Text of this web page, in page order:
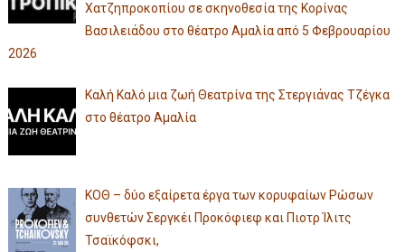
Χατζηπροκοπίου σε σκηνοθεσία της Κορίνας
Βασιλειάδου στο θέατρο Αμαλία από 5 Φεβρουαρίου
2026
Καλή Καλό μια ζωή Θεατρίνα της Στεργιάνας Τζέγκα
στο θέατρο Αμαλία
ΚΟΘ – δύο εξαίρετα έργα των κορυφαίων Ρώσων
συνθετών Σεργκέι Προκόφιεφ και Πιοτρ Ίλιτς
Τσαϊκόφσκι,